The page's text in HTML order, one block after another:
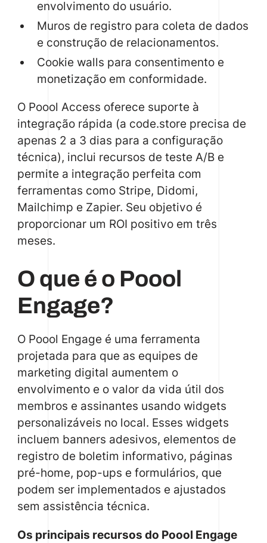
envolvimento do usuário.
Muros de registro para coleta de dados
e construção de relacionamentos.
Cookie walls para consentimento e
monetização em conformidade.
O Poool Access oferece suporte à
integração rápida (a code.store precisa de
apenas 2 a 3 dias para a configuração
técnica), inclui recursos de teste A/B e
permite a integração perfeita com
ferramentas como Stripe, Didomi,
Mailchimp e Zapier. Seu objetivo é
proporcionar um ROI positivo em três
meses.
O que é o Poool
Engage?
O Poool Engage é uma ferramenta
projetada para que as equipes de
marketing digital aumentem o
envolvimento e o valor da vida útil dos
membros e assinantes usando widgets
personalizáveis no local. Esses widgets
incluem banners adesivos, elementos de
registro de boletim informativo, páginas
pré-home, pop-ups e formulários, que
podem ser implementados e ajustados
sem assistência técnica.
Os principais recursos do Poool Engage